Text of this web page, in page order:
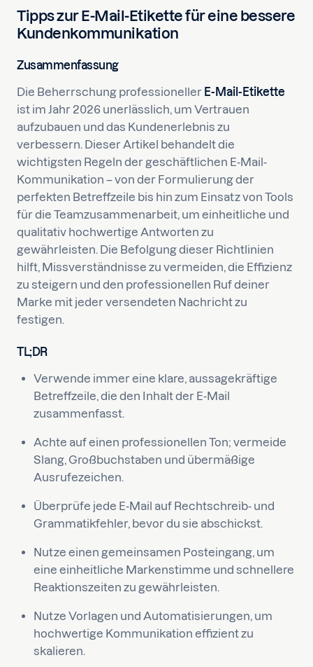
Tipps zur E-Mail-Etikette für eine bessere
Kundenkommunikation
Zusammenfassung
Die Beherrschung professioneller E-Mail-Etikette
ist im Jahr 2026 unerlässlich, um Vertrauen
aufzubauen und das Kundenerlebnis zu
verbessern. Dieser Artikel behandelt die
wichtigsten Regeln der geschäftlichen E-Mail-
Kommunikation – von der Formulierung der
perfekten Betreffzeile bis hin zum Einsatz von Tools
für die Teamzusammenarbeit, um einheitliche und
qualitativ hochwertige Antworten zu
gewährleisten. Die Befolgung dieser Richtlinien
hilft, Missverständnisse zu vermeiden, die Effizienz
zu steigern und den professionellen Ruf deiner
Marke mit jeder versendeten Nachricht zu
festigen.
TL;DR
Verwende immer eine klare, aussagekräftige
Betreffzeile, die den Inhalt der E-Mail
zusammenfasst.
Achte auf einen professionellen Ton; vermeide
Slang, Großbuchstaben und übermäßige
Ausrufezeichen.
Überprüfe jede E-Mail auf Rechtschreib- und
Grammatikfehler, bevor du sie abschickst.
Nutze einen gemeinsamen Posteingang, um
eine einheitliche Markenstimme und schnellere
Reaktionszeiten zu gewährleisten.
Nutze Vorlagen und Automatisierungen, um
hochwertige Kommunikation effizient zu
skalieren.